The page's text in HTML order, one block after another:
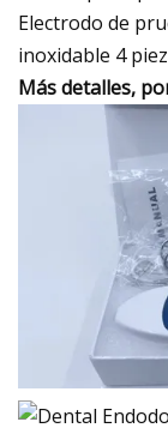
Electrodo de
inoxidable 4
Más detalles,